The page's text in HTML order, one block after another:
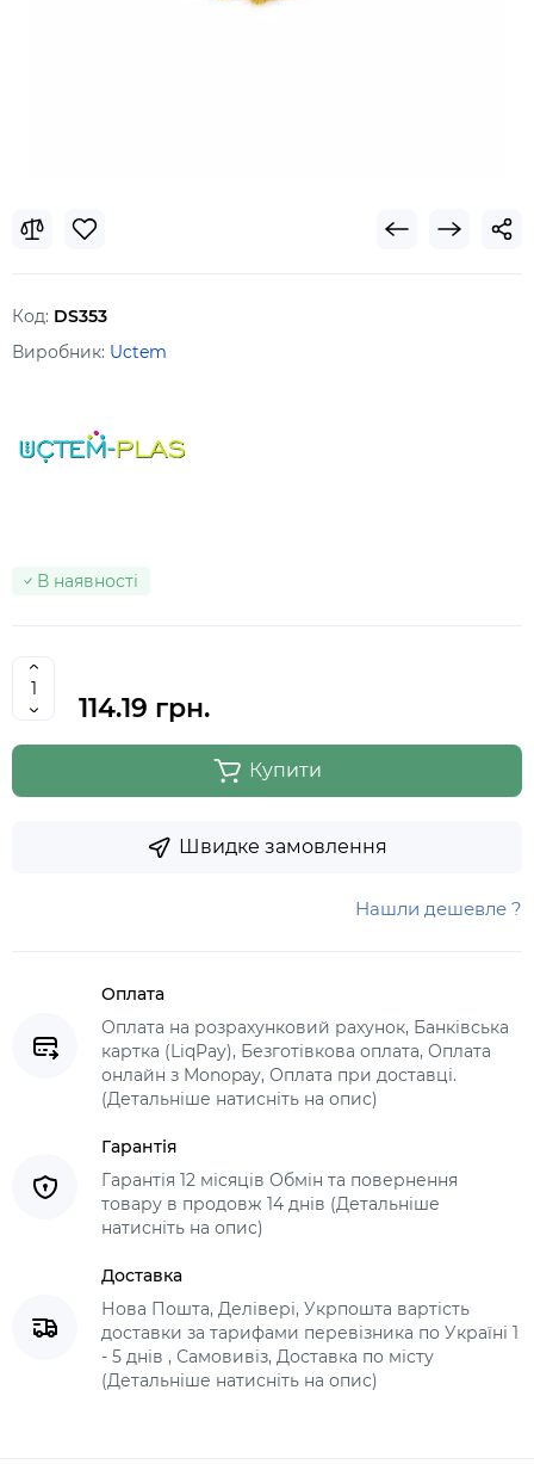
Код: DS353
Виробник: Uctem
В наявності
114.19 грн.
Купити
Швидке замовлення
Нашли дешевле ?
Оплата
Оплата на розрахунковий рахунок, Банківська
картка (LiqPay), Безготівкова оплата, Оплата
онлайн з Monopay, Оплата при доставці.
(Детальніше натисніть на опис)
Гарантія
Гарантія 12 місяців Обмін та повернення
товару в продовж 14 днів (Детальніше
натисніть на опис)
Доставка
Нова Пошта, Делівері, Укрпошта вартість
доставки за тарифами перевізника по Україні 1
- 5 днів , Самовивіз, Доставка по місту
(Детальніше натисніть на опис)